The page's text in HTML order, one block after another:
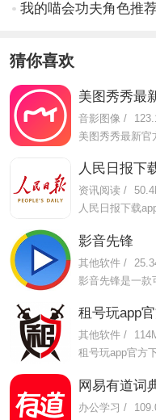
我的喵会功夫角色推
猜你喜欢
美图秀秀最
音影图像 /
人民日报下
资讯阅读 /
影音先锋
其他软件 /
租号玩app
其他软件 /
网易有道词
办公学习 /